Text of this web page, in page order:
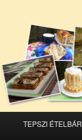
Tovább
Tovább
TEPSZI ÉTELBÁR